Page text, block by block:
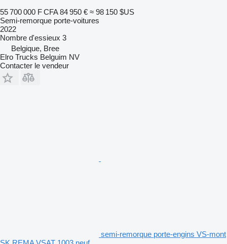
55 700 000 F CFA 84 950 € ≈ 98 150 $US
Semi-remorque porte-voitures
2022
Nombre d'essieux 3
Belgique, Bree
Elro Trucks Belguim NV
Contacter le vendeur
semi-remorque porte-engins VS-mont